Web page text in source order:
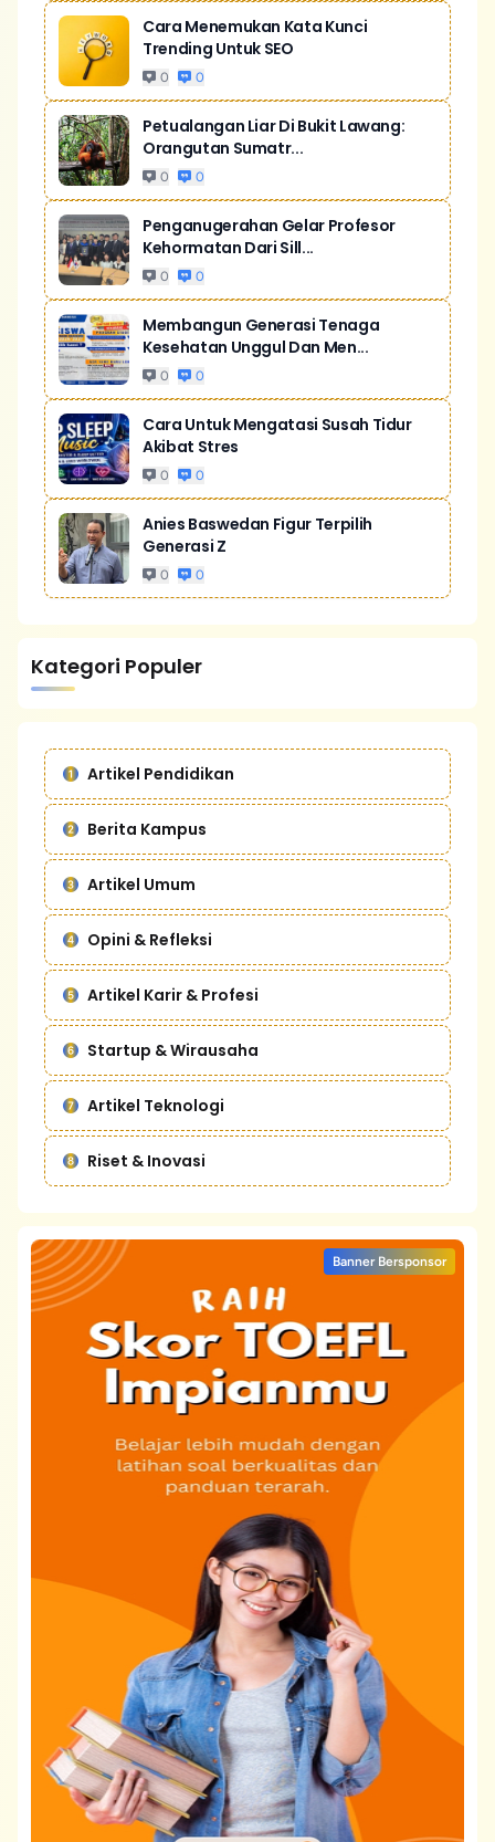
Cara Menemukan Kata Kunci
Trending Untuk SEO
0 0
Petualangan Liar Di Bukit Lawang:
Orangutan Sumatr...
0 0
Penganugerahan Gelar Profesor
Kehormatan Dari Sill...
0 0
Membangun Generasi Tenaga
Kesehatan Unggul Dan Men...
0 0
Cara Untuk Mengatasi Susah Tidur
Akibat Stres
0 0
Anies Baswedan Figur Terpilih
Generasi Z
0 0
Kategori Populer
Artikel Pendidikan
Berita Kampus
Artikel Umum
Opini & Refleksi
Artikel Karir & Profesi
Startup & Wirausaha
Artikel Teknologi
Riset & Inovasi
Banner Bersponsor